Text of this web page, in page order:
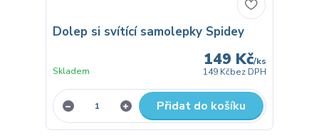
Dolep si svítící samolepky Spidey
149 Kč/ks
149 Kčbez DPH
Skladem
Přidat do košíku